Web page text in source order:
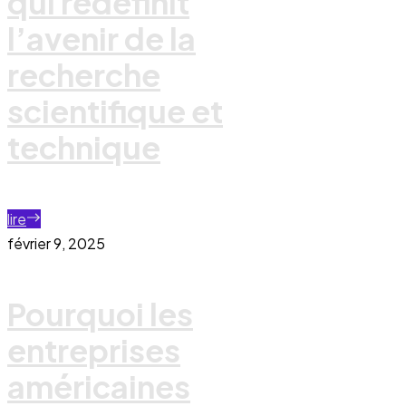
l’avenir de la
recherche
scientifique et
technique
lire
février 9, 2025
Pourquoi les
entreprises
américaines